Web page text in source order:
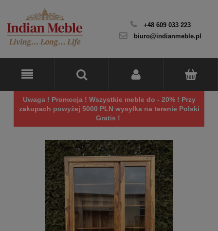
+48 609 033 223
biuro@indianmeble.pl
Uwaga ! Promocja ! Wszystkie meble do - 20% ! Przy
zakupach powyżej 5000 PLN wysyłka na terenie Polski
Gratis !